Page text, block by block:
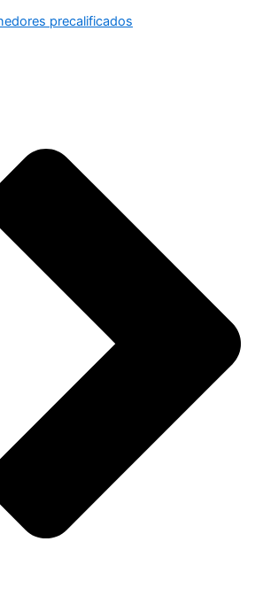
precalificados